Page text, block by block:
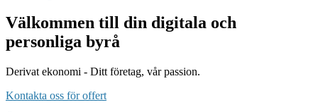
Välkommen till din digitala och
personliga byrå
Derivat ekonomi - Ditt företag, vår passion.
Kontakta oss för offert